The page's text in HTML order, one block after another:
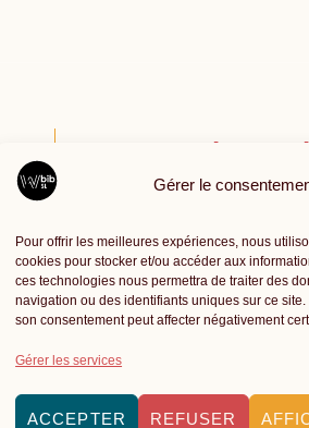
Gérer le
Pour offrir les meilleures expériences, nous
cookies pour stocker et/ou accéder aux
ces technologies nous permettra de traiter des
navigation ou des identifiants uniques sur ce
son consentement peut affecter négativement
Gérer les services
ACCEPTER REFUSER
Liens
Contact
Infos
Politique de
02 772 47 58| E-Mail : info@biblio1200.be|